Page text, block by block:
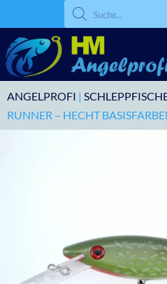
Products
search
ANGELPROFI |
RUNNER – HECHT